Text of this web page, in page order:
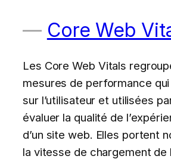
Core Web
Les Core Web Vitals
mesures de performance
sur l’utilisateur et utilisées
évaluer la qualité de
d’un site web. Elles portent
la vitesse de chargement de